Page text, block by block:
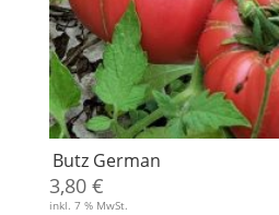
Butz German
3,80 €
inkl. 7 % MwSt.